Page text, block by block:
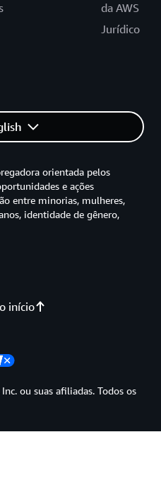
da AWS
Jurídico
início
orientada pelos
e ações
entre minorias, mulheres,
identidade de gênero,
ou suas afiliadas. Todos os